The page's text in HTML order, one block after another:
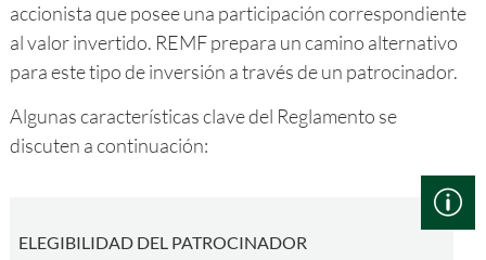
accionista que posee una participación correspondiente
al valor invertido. REMF prepara un camino alternativo
para este tipo de inversión a través de un patrocinador.
Algunas características clave del Reglamento se
discuten a continuación:
ELEGIBILIDAD DEL PATROCINADOR